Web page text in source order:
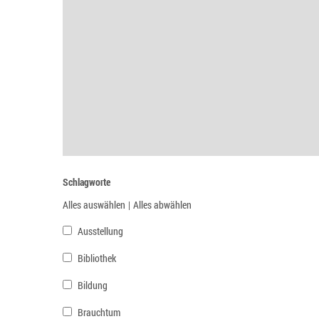
Schlagworte
Alles auswählen | Alles abwählen
Ausstellung
Bibliothek
Bildung
Brauchtum